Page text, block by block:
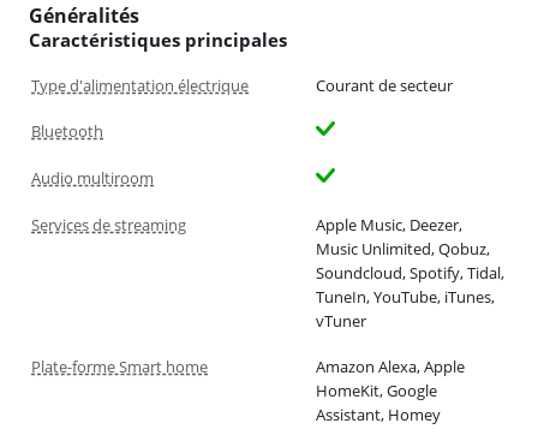
Généralités
Caractéristiques principales
Type d'alimentation électrique Courant de secteur
Bluetooth
Audio multiroom
Services de streaming
Apple Music, Deezer,
Music Unlimited, Qobuz,
Soundcloud, Spotify, Tidal,
TuneIn, YouTube, iTunes,
vTuner
Plate-forme Smart home
Amazon Alexa, Apple
HomeKit, Google
Assistant, Homey